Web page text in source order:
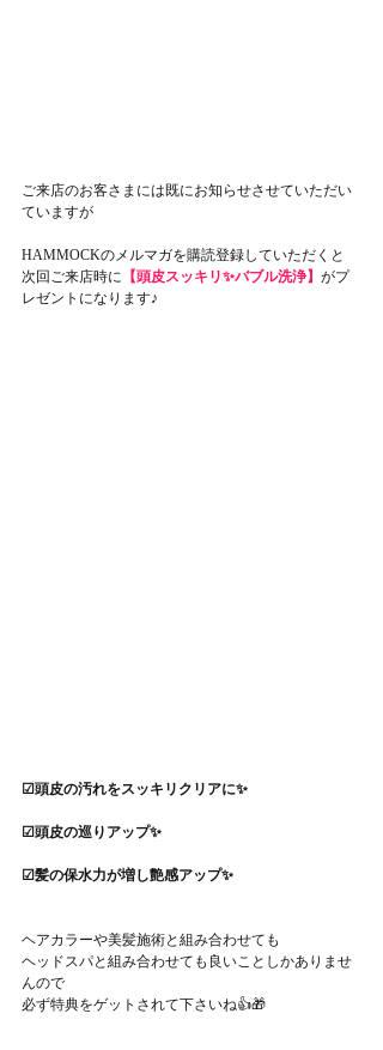
ご来店のお客さまには既にお知らせさせていただい
ていますが
HAMMOCKのメルマガを購読登録していただくと
次回ご来店時に 【頭皮スッキリ✨バブル洗浄】 がプ
レゼントになります♪
☑頭皮の汚れをスッキリクリアに✨
☑頭皮の巡りアップ✨
☑髪の保水力が増し艶感アップ✨
ヘアカラーや美髪施術と組み合わせても
ヘッドスパと組み合わせても良いことしかありませ
んので
必ず特典をゲットされて下さいね👍🎁